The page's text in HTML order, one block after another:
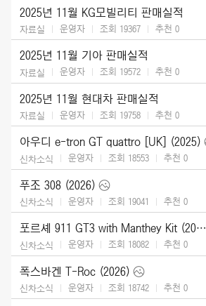
2025년 11월 KG모빌리티 판매실적
자료실 운영자 조회 19367 추천 0
2025년 11월 기아 판매실적
자료실 운영자 조회 19572 추천 0
2025년 11월 현대차 판매실적
자료실 운영자 조회 19758 추천 0
아우디 e-tron GT quattro [UK] (2025)
신차소식 운영자 조회 18553 추천 0
푸조 308 (2026)
신차소식 운영자 조회 19041 추천 0
포르셰 911 GT3 with Manthey Kit (2026)
신차소식 운영자 조회 18082 추천 0
폭스바겐 T-Roc (2026)
신차소식 운영자 조회 18742 추천 0